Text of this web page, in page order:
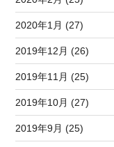
2020年1月 (27)
2019年12月 (26)
2019年11月 (25)
2019年10月 (27)
2019年9月 (25)